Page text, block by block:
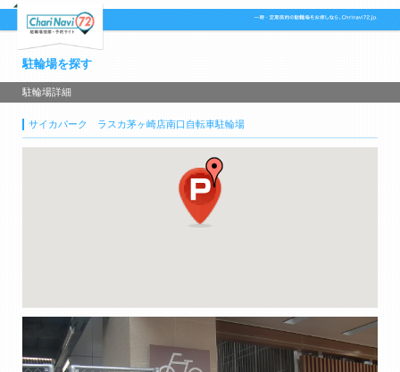
駐輪場を探す
駐輪場詳細
サイカパーク ラスカ茅ヶ崎店南口自転車駐輪場